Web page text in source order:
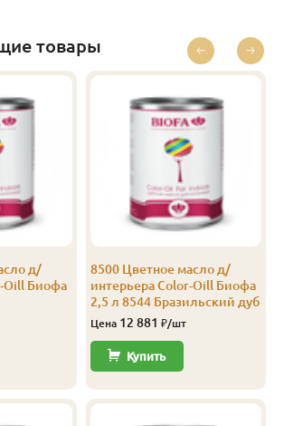
3.0 10
94 88 4.0 10
товары
д/
Oill Биофа
8500 Цветное масло д/
интерьера Color-Oill Биофа
2,5 л 8544 Бразильский дуб
Цена 12 881 ₽/шт
Купить